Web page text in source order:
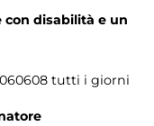
disabilità e un
tutti i giorni